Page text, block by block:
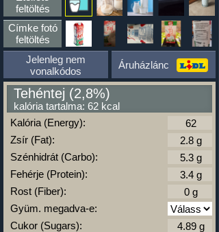
feltöltés
Címke fotó
feltöltés
Jelenleg nem
vonalkódos
Áruházlánc
Tehéntej (2,8%)
kalória tartalma: 62 kcal
Kalória (Energy):
Zsír (Fat):
Szénhidrát (Carbo):
Fehérje (Protein):
Rost (Fiber):
Gyüm. megadva-e:
Cukor (Sugars):